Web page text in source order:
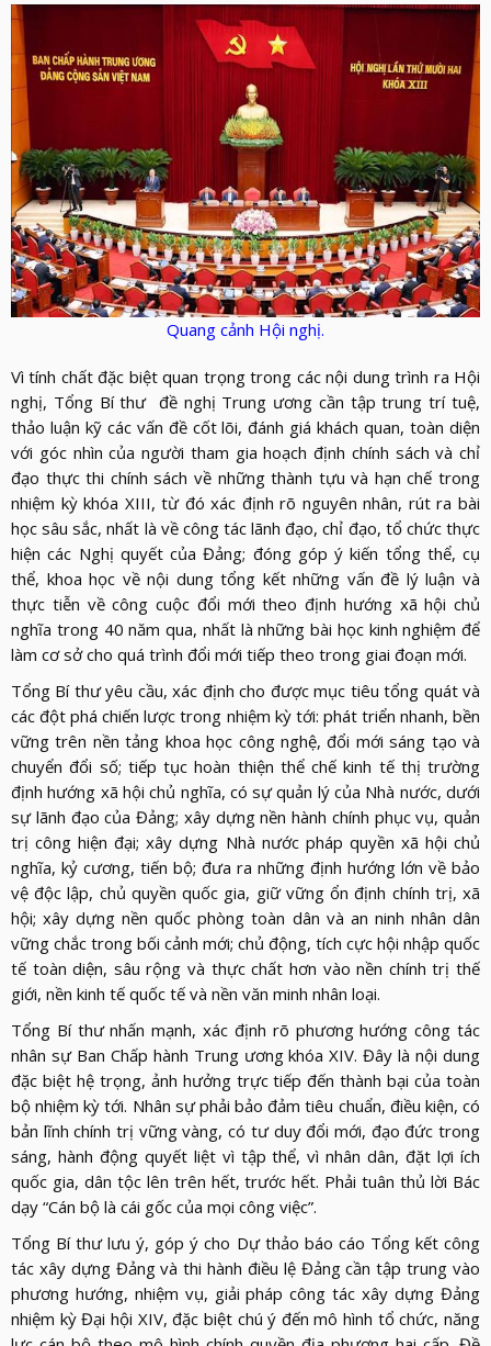
Quang cảnh Hội nghị.
Vì tính chất đặc biệt quan trọng trong các nội dung trình ra Hội
nghị, Tổng Bí thư đề nghị Trung ương cần tập trung trí tuệ,
thảo luận kỹ các vấn đề cốt lõi, đánh giá khách quan, toàn diện
với góc nhìn của người tham gia hoạch định chính sách và chỉ
đạo thực thi chính sách về những thành tựu và hạn chế trong
nhiệm kỳ khóa XIII, từ đó xác định rõ nguyên nhân, rút ra bài
học sâu sắc, nhất là về công tác lãnh đạo, chỉ đạo, tổ chức thực
hiện các Nghị quyết của Đảng; đóng góp ý kiến tổng thể, cụ
thể, khoa học về nội dung tổng kết những vấn đề lý luận và
thực tiễn về công cuộc đổi mới theo định hướng xã hội chủ
nghĩa trong 40 năm qua, nhất là những bài học kinh nghiệm để
làm cơ sở cho quá trình đổi mới tiếp theo trong giai đoạn mới.
Tổng Bí thư yêu cầu, xác định cho được mục tiêu tổng quát và
các đột phá chiến lược trong nhiệm kỳ tới: phát triển nhanh, bền
vững trên nền tảng khoa học công nghệ, đổi mới sáng tạo và
chuyển đổi số; tiếp tục hoàn thiện thể chế kinh tế thị trường
định hướng xã hội chủ nghĩa, có sự quản lý của Nhà nước, dưới
sự lãnh đạo của Đảng; xây dựng nền hành chính phục vụ, quản
trị công hiện đại; xây dựng Nhà nước pháp quyền xã hội chủ
nghĩa, kỷ cương, tiến bộ; đưa ra những định hướng lớn về bảo
vệ độc lập, chủ quyền quốc gia, giữ vững ổn định chính trị, xã
hội; xây dựng nền quốc phòng toàn dân và an ninh nhân dân
vững chắc trong bối cảnh mới; chủ động, tích cực hội nhập quốc
tế toàn diện, sâu rộng và thực chất hơn vào nền chính trị thế
giới, nền kinh tế quốc tế và nền văn minh nhân loại.
Tổng Bí thư nhấn mạnh, xác định rõ phương hướng công tác
nhân sự Ban Chấp hành Trung ương khóa XIV. Đây là nội dung
đặc biệt hệ trọng, ảnh hưởng trực tiếp đến thành bại của toàn
bộ nhiệm kỳ tới. Nhân sự phải bảo đảm tiêu chuẩn, điều kiện, có
bản lĩnh chính trị vững vàng, có tư duy đổi mới, đạo đức trong
sáng, hành động quyết liệt vì tập thể, vì nhân dân, đặt lợi ích
quốc gia, dân tộc lên trên hết, trước hết. Phải tuân thủ lời Bác
dạy “Cán bộ là cái gốc của mọi công việc”.
Tổng Bí thư lưu ý, góp ý cho Dự thảo báo cáo Tổng kết công
tác xây dựng Đảng và thi hành điều lệ Đảng cần tập trung vào
phương hướng, nhiệm vụ, giải pháp công tác xây dựng Đảng
nhiệm kỳ Đại hội XIV, đặc biệt chú ý đến mô hình tổ chức, năng